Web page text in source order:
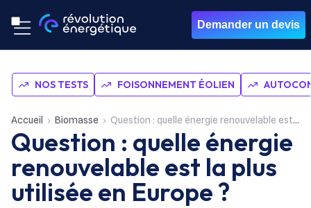
Demander un devis
NOS TESTS FOISONNEMENT ÉOLIEN
Accueil Biomasse Question : quelle énergie renouvelable est la plus utilisée en Europe ?
Question : quelle énergie
renouvelable est la plus
utilisée en Europe ?